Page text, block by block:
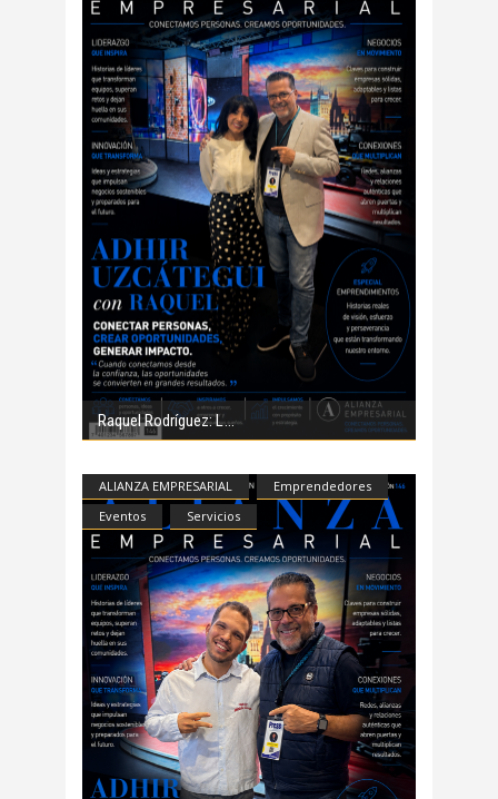
Raquel Rodríguez: L
ALIANZA EMPRESARIAL
Emprendedores
Eventos
Servicios